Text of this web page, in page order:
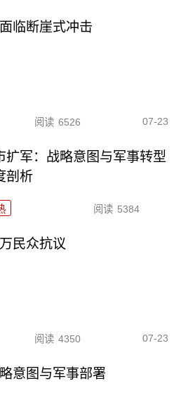
临断崖式冲击
阅读 6526 07-23
扩军：战略意图与军事转型
剖析
阅读 5384
民众抗议
阅读 4350 07-23
意图与军事部署